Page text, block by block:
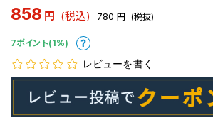
858 円 (税込) 780 円 (税抜)
7ポイント(1%)
レビューを書く